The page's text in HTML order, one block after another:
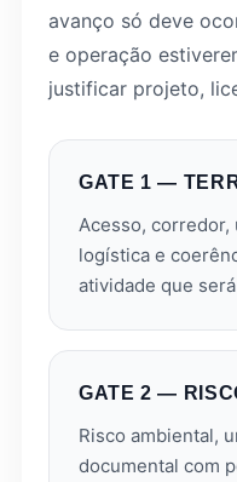
avanço só deve
e operação
justificar projeto,
GATE 1 —
Acesso, corredor,
logística e
atividade que
GATE 2 —
Risco ambiental,
documental com